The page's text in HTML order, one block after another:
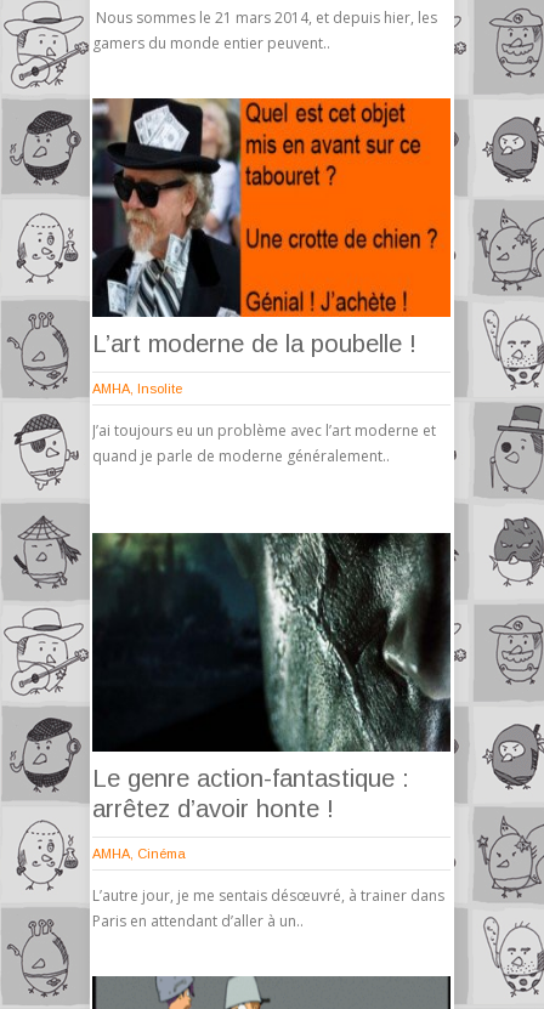
Nous sommes le 21 mars 2014, et depuis hier, les
gamers du monde entier peuvent..
L’art moderne de la poubelle !
AMHA Insolite
J’ai toujours eu un problème avec l’art moderne et
quand je parle de moderne généralement..
Le genre action-fantastique :
arrêtez d’avoir honte !
AMHA Cinéma
L’autre jour, je me sentais désœuvré, à trainer dans
Paris en attendant d’aller à un..